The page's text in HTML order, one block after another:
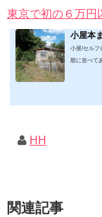
東京で初の６万円
小屋本
小屋/セルフ
順に並べて
HH
関連記事